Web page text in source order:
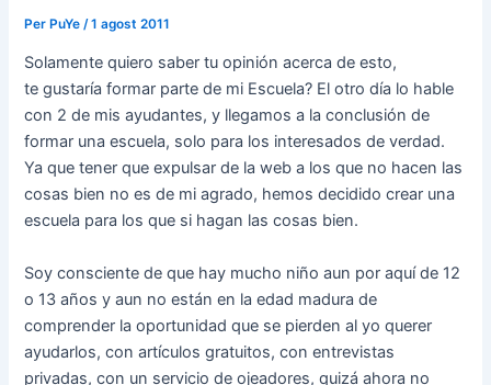
Per PuYe/1 agost 2011
Solamente quiero saber tu opinión acerca de esto,
te gustaría formar parte de mi Escuela? El otro día lo hable
con 2 de mis ayudantes, y llegamos a la conclusión de
formar una escuela, solo para los interesados de verdad.
Ya que tener que expulsar de la web a los que no hacen las
cosas bien no es de mi agrado, hemos decidido crear una
escuela para los que si hagan las cosas bien.
Soy consciente de que hay mucho niño aun por aquí de 12
o 13 años y aun no están en la edad madura de
comprender la oportunidad que se pierden al yo querer
ayudarlos, con artículos gratuitos, con entrevistas
privadas, con un servicio de ojeadores, quizá ahora no